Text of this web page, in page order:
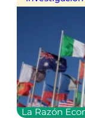
La Razón